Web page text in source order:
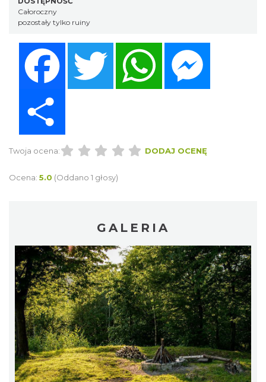
Całoroczny
pozostały tylko ruiny
Twitter WhatsApp
Twoja ocena: DODAJ OCENĘ
Ocena: 5.0 (Oddano 1 głosy)
GALERIA